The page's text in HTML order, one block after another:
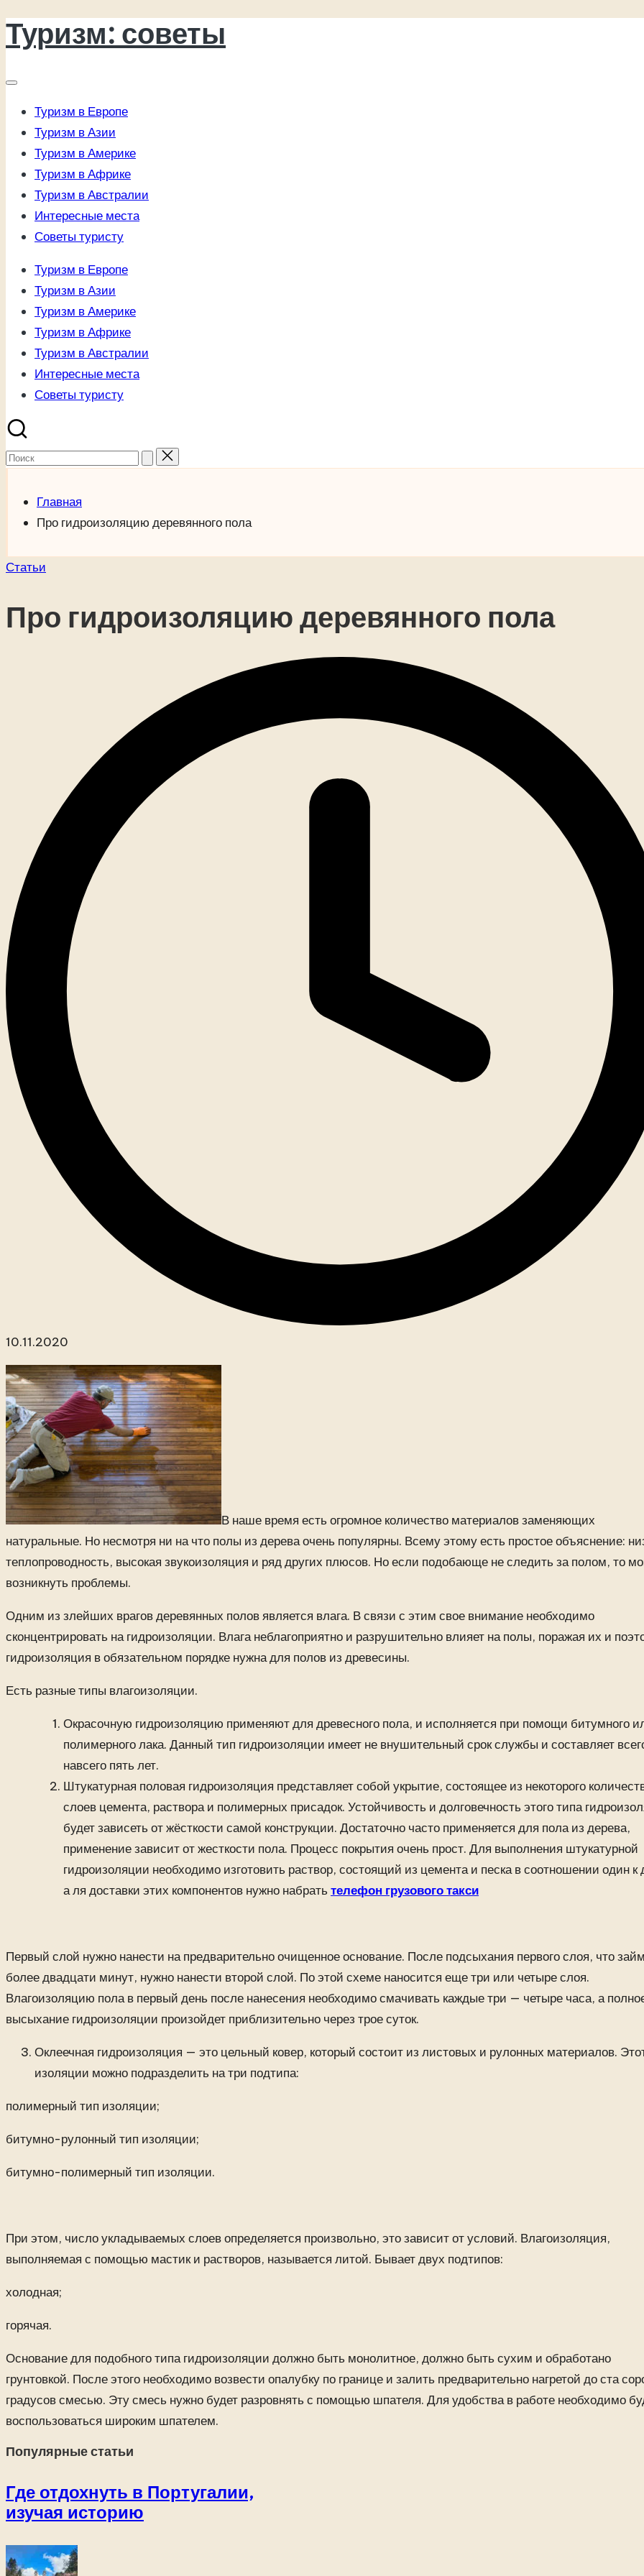
Перейти
к
Туризм: советы
Туризм в Европе
Туризм в Азии
Туризм в Америке
Туризм в Африке
Туризм в Австралии
Интересные места
Советы туристу
Туризм в Европе
Туризм в Азии
Туризм в Америке
Туризм в Африке
Туризм в Австралии
Интересные места
Советы туристу
Поиск
Главная
Про гидроизоляцию деревянного пола
Опубликовано
Статьи
Про гидроизоляцию деревянного пола
10.11.2020
В наше время есть огромное количество материалов заменяющих
натуральные. Но несмотря ни на что полы из дерева очень популярны. Всему этому есть простое объяснение:
теплопроводность, высокая звукоизоляция и ряд других плюсов. Но если подобающе не следить за полом, то
возникнуть проблемы.
Одним из злейших врагов деревянных полов является влага. В связи с этим свое внимание необходимо
сконцентрировать на гидроизоляции. Влага неблагоприятно и разрушительно влияет на полы, поражая их и
гидроизоляция в обязательном порядке нужна для полов из древесины.
Есть разные типы влагоизоляции.
Окрасочную гидроизоляцию применяют для древесного пола, и исполняется при помощи битумного
полимерного лака. Данный тип гидроизоляции имеет не внушительный срок службы и составляет
навсего пять лет.
Штукатурная половая гидроизоляция представляет собой укрытие, состоящее из некоторого
слоев цемента, раствора и полимерных присадок. Устойчивость и долговечность этого типа
будет зависеть от жёсткости самой конструкции. Достаточно часто применяется для пола из дерева,
применение зависит от жесткости пола. Процесс покрытия очень прост. Для выполнения штукатурной
гидроизоляции необходимо изготовить раствор, состоящий из цемента и песка в соотношении один к
а ля доставки этих компонентов нужно набрать телефон грузового такси
Первый слой нужно нанести на предварительно очищенное основание. После подсыхания первого слоя, что
более двадцати минут, нужно нанести второй слой. По этой схеме наносится еще три или четыре слоя.
Влагоизоляцию пола в первый день после нанесения необходимо смачивать каждые три — четыре часа, а
высыхание гидроизоляции произойдет приблизительно через трое суток.
Оклеечная гидроизоляция — это цельный ковер, который состоит из листовых и рулонных материалов.
изоляции можно подразделить на три подтипа:
полимерный тип изоляции;
битумно-рулонный тип изоляции;
битумно-полимерный тип изоляции.
При этом, число укладываемых слоев определяется произвольно, это зависит от условий. Влагоизоляция,
выполняемая с помощью мастик и растворов, называется литой. Бывает двух подтипов:
холодная;
горячая.
Основание для подобного типа гидроизоляции должно быть монолитное, должно быть сухим и обработано
грунтовкой. После этого необходимо возвести опалубку по границе и залить предварительно нагретой до ста
градусов смесью. Эту смесь нужно будет разровнять с помощью шпателя. Для удобства в работе необходимо
воспользоваться широким шпателем.
Популярные статьи
Где отдохнуть в Португалии,
изучая историю